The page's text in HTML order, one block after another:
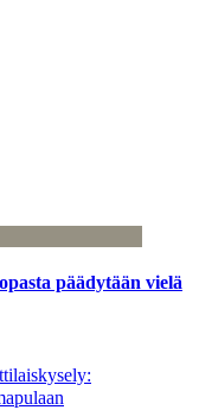
päädytään vielä